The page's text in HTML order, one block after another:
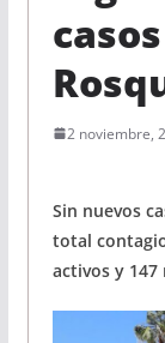
2 noviembre,
Sin nuevos
total
activos y 147